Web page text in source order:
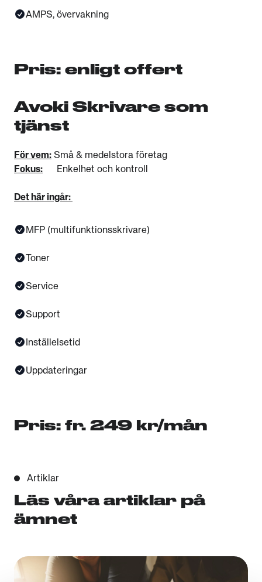
AMPS, övervakning
Pris: enligt offert
Avoki Skrivare som
tjänst
För vem: Små & medelstora företag
Fokus: Enkelhet och kontroll
Det här ingår:
MFP (multifunktionsskrivare)
Toner
Service
Support
Inställelsetid
Uppdateringar
Pris: fr. 249 kr/mån
Artiklar
Läs våra artiklar på
ämnet